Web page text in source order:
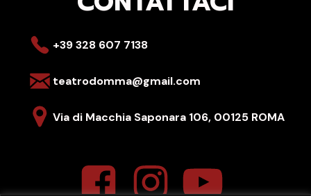
+39 328 607 7138
teatrodomma@gmail.com
Via di Macchia Saponara 106, 00125 ROMA